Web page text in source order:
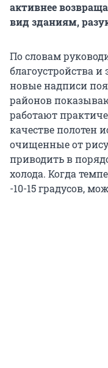
активнее
вид зданиям,
По словам
благоустройства и
новые надписи
районов
работают
качестве полотен
очищенные от
приводить в
холода. Когда
-10-15 градусов,